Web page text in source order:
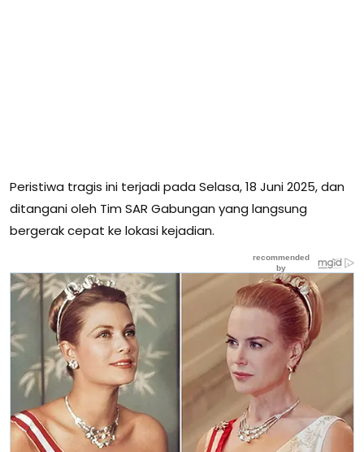
Peristiwa tragis ini terjadi pada Selasa, 18 Juni 2025, dan
ditangani oleh Tim SAR Gabungan yang langsung
bergerak cepat ke lokasi kejadian.